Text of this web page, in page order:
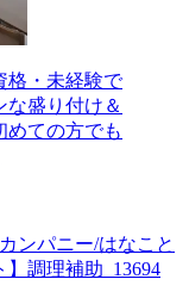
格・未経験で
な盛り付け＆
めての方でも
ンパニー/はなこと
調理補助_13694